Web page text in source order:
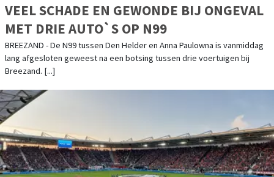
VEEL SCHADE EN GEWONDE BIJ ONGEVAL
MET DRIE AUTO`S OP N99
BREEZAND - De N99 tussen Den Helder en Anna Paulowna is vanmiddag
lang afgesloten geweest na een botsing tussen drie voertuigen bij
Breezand. [...]